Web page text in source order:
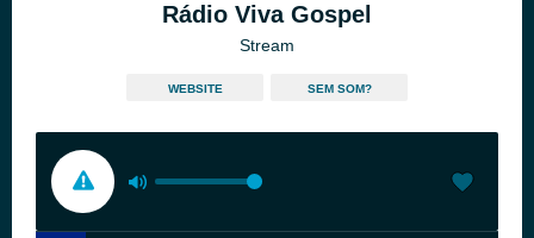
Rádio Viva Gospel
Stream
WEBSITE SEM SOM?